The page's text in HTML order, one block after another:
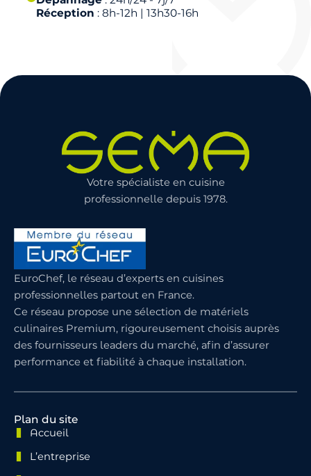
Réception : 8h-12h | 13h30-16h
Votre spécialiste en cuisine
professionnelle depuis 1978.
EuroChef, le réseau d’experts en cuisines
professionnelles partout en France.
Ce réseau propose une sélection de matériels
culinaires Premium, rigoureusement choisis auprès
des fournisseurs leaders du marché, afin d’assurer
performance et fiabilité à chaque installation.
Plan du site
Accueil
L’entreprise